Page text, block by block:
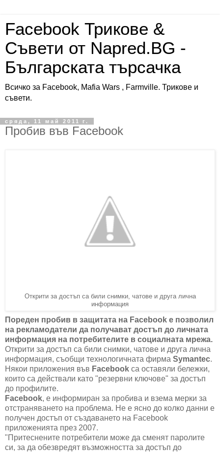
Facebook Трикове &
Съвети от Napred.BG -
Българската търсачка
Всичко за Facebook, Mafia Wars , Farmville. Трикове и
съвети.
сряда, 11 май 2011 г.
Пробив във Facebook
Открити за достъп са били снимки, чатове и друга лична
информация
Пореден пробив в защитата на Facebook е позволил
на рекламодатели да получават достъп до личната
информация на потребителите в социалната мрежа.
Открити за достъп са били снимки, чатове и друга лична
информация, съобщи технологичната фирма Symantec.
Някои приложения във Facebook са оставяли бележки,
които са действали като "резервни ключове" за достъп
до профилите.
Facebook, е информиран за пробива и взема мерки за
отстраняването на проблема. Не е ясно до колко данни е
получен достъп от създаването на Facebook
приложенията през 2007.
"Притеснените потребители може да сменят паролите
си, за да обезвредят възможността за достъп до